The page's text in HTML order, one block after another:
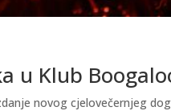
u Klub
novog cjelovečernjeg